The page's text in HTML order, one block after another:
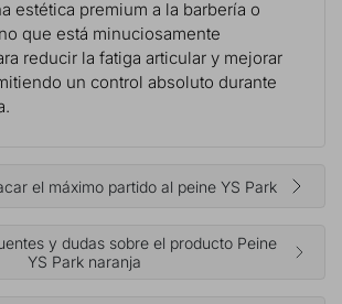
estética premium a la barbería o
que está minuciosamente
reducir la fatiga articular y mejorar
un control absoluto durante
el máximo partido al peine YS Park
y dudas sobre el producto Peine
YS Park naranja